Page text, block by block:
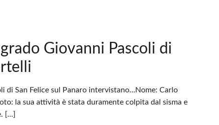
Giovanni Pascoli di
di San Felice sul Panaro intervistano...Nome: Carlo
la sua attività è stata duramente colpita dal sisma e
[…]